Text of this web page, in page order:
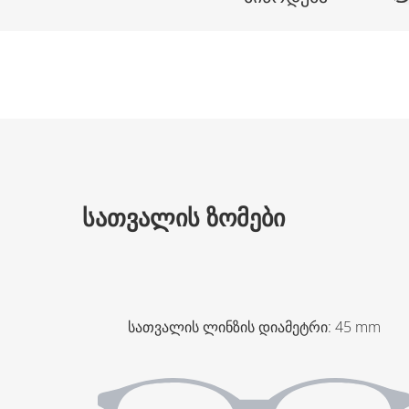
ᲡᲐᲗᲕᲐᲚᲘᲡ ᲖᲝᲛᲔᲑᲘ
სათვალის ლინზის დიამეტრი: 45 mm